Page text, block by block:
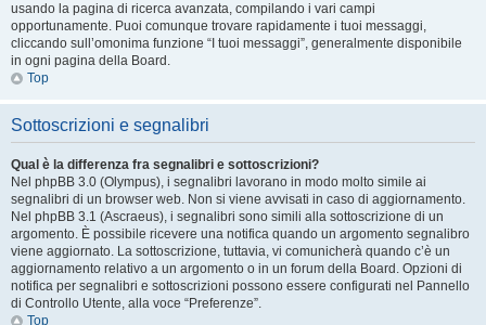
usando la pagina di ricerca avanzata, compilando i vari campi
opportunamente. Puoi comunque trovare rapidamente i tuoi messaggi,
cliccando sull’omonima funzione “I tuoi messaggi”, generalmente disponibile
in ogni pagina della Board.
Top
Sottoscrizioni e segnalibri
Qual è la differenza fra segnalibri e sottoscrizioni?
Nel phpBB 3.0 (Olympus), i segnalibri lavorano in modo molto simile ai
segnalibri di un browser web. Non si viene avvisati in caso di aggiornamento.
Nel phpBB 3.1 (Ascraeus), i segnalibri sono simili alla sottoscrizione di un
argomento. È possibile ricevere una notifica quando un argomento segnalibro
viene aggiornato. La sottoscrizione, tuttavia, vi comunicherà quando c’è un
aggiornamento relativo a un argomento o in un forum della Board. Opzioni di
notifica per segnalibri e sottoscrizioni possono essere configurati nel Pannello
di Controllo Utente, alla voce “Preferenze”.
Top